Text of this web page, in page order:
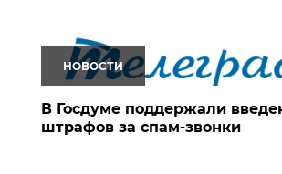
НОВОСТИ
В Госдуме поддержали
штрафов за спам-звонки